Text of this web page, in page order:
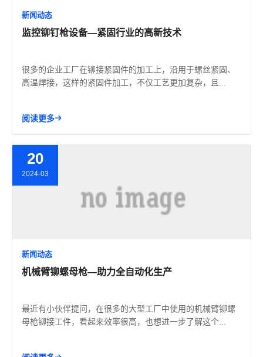
新闻动态
监控铆钉枪设备—紧固行业的高新技术
很多的企业工厂在铆接紧固件的加工上，沿用于螺丝紧固、
高温焊接，这样的紧固件加工，不仅工艺更加复杂，且...
阅读更多
20
2024-03
新闻动态
机械臂铆螺母枪—助力全自动化生产
最近有小伙伴提问，在很多的大型工厂中使用的机械臂铆螺
母枪铆接工件，看起来效率很高，也想进一步了解这个...